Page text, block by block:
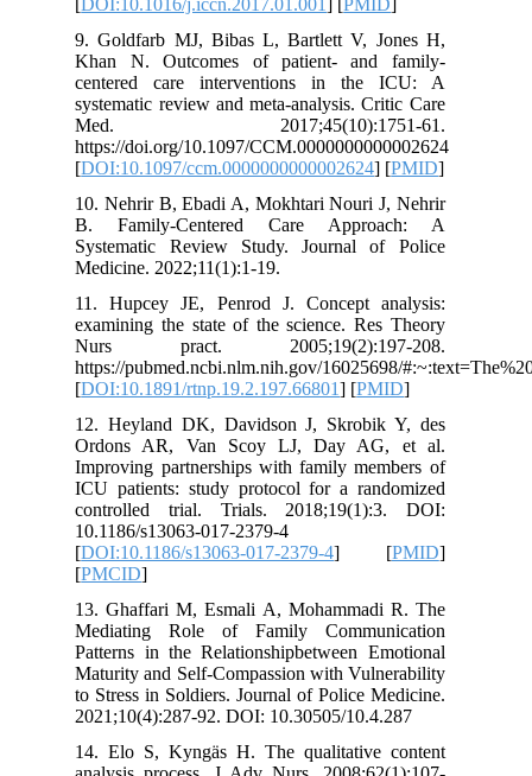
9. Goldfarb MJ, Bibas L, Bartlett V, Jones H,
Khan N. Outcomes of patient- and family-
centered care interventions in the ICU: A
systematic review and meta-analysis. Critic Care
Med. 2017;45(10):1751-61.
https://doi.org/10.1097/CCM.0000000000002624
[DOI:10.1097/ccm.0000000000002624] [PMID
10. Nehrir B, Ebadi A, Mokhtari Nouri J, Nehrir
B. Family-Centered Care Approach: A
Systematic Review Study. Journal of Police
Medicine. 2022;11(1):1-19.
11. Hupcey JE, Penrod J. Concept analysis:
examining the state of the science. Res Theory
Nurs pract. 2005;19(2):197-208.
https://pubmed.ncbi.nlm.nih.gov/16025698/
[DOI:10.1891/rtnp.19.2.197.66801] [PMID
12. Heyland DK, Davidson J, Skrobik Y, des
Ordons AR, Van Scoy LJ, Day AG, et al.
Improving partnerships with family members of
ICU patients: study protocol for a randomized
controlled trial. Trials. 2018;19(1):3. DOI:
10.1186/s13063-017-2379-4
[DOI:10.1186/s13063-017-2379-4 ] [PMID
[PMCID
13. Ghaffari M, Esmali A, Mohammadi R. The
Mediating Role of Family Communication
Patterns in the Relationshipbetween Emotional
Maturity and Self-Compassion with Vulnerability
to Stress in Soldiers. Journal of Police Medicine.
2021;10(4):287-92. DOI: 10.30505/10.4.287
14. Elo S, Kyngäs H. The qualitative content